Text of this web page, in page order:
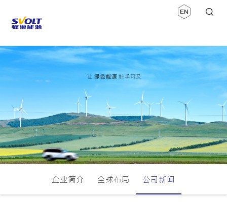
企业简介 全球布局 公司新闻